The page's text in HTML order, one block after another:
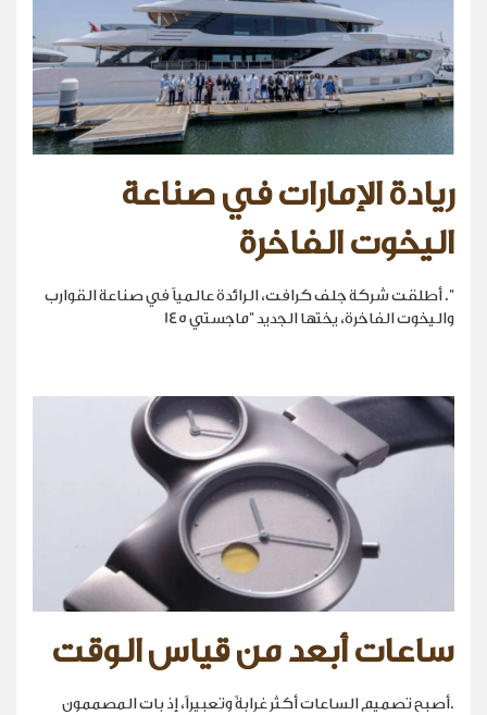
ريادة الإمارات في صناعة
اليخوت الفاخرة
". أطلقت شركة جلف كرافت، الرائدة عالمياً في صناعة القوارب
واليخوت الفاخرة، يختها الجديد "ماجستي 145
ساعات أبعد من قياس الوقت
.أصبح تصميم الساعات أكثر غرابةً وتعبيراً، إذ بات المصممون